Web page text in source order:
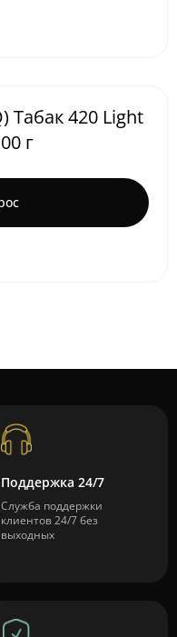
Табак 420 Light
г
Поддержка 24/7
Служба поддержки
клиентов 24/7 без
выходных